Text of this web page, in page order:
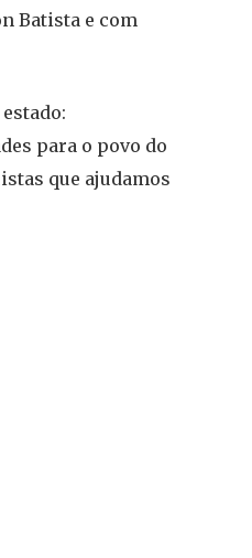
Batista e com
para o povo do
que ajudamos